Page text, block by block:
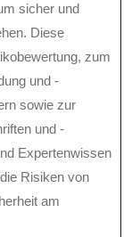
sicher und
Diese
zum
und -
sowie zur
und -
Expertenwissen
Risiken von
am